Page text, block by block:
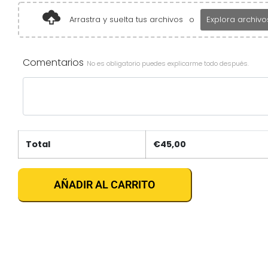
Arrastra y suelta tus archivos o Explora
Comentarios No es obligatorio puedes explicarme todo después.
Total €45,00
AÑADIR AL CARRITO